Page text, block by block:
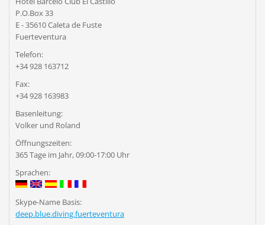
P.O.Box 33
E - 35610 Caleta de Fuste
Fuerteventura
Telefon:
+34 928 163712
Fax:
+34 928 163983
Basenleitung:
Volker und Roland
Öffnungszeiten:
365 Tage im Jahr, 09:00-17:00 Uhr
Sprachen:
Skype-Name Basis:
deep.blue.diving.fuerteventura